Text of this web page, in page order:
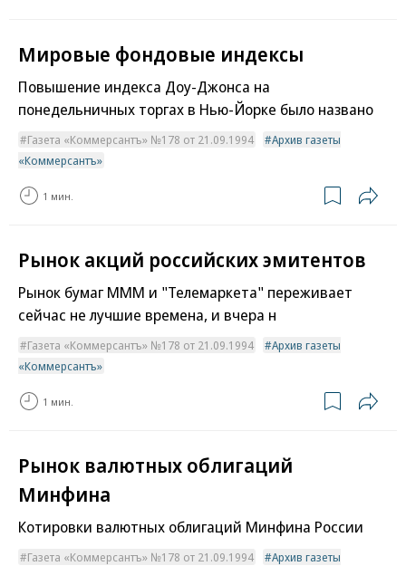
Мировые фондовые индексы
Повышение индекса Доу-Джонса на
понедельничных торгах в Нью-Йорке было названо
Газета «Коммерсантъ» №178 от 21.09.1994
Архив газеты
«Коммерсантъ»
1 мин.
Рынок акций российских эмитентов
Рынок бумаг МММ и "Телемаркета" переживает
сейчас не лучшие времена, и вчера н
Газета «Коммерсантъ» №178 от 21.09.1994
Архив газеты
«Коммерсантъ»
1 мин.
Рынок валютных облигаций
Минфина
Котировки валютных облигаций Минфина России
Газета «Коммерсантъ» №178 от 21.09.1994
Архив газеты